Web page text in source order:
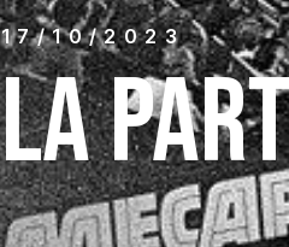
17/10/2023
LA